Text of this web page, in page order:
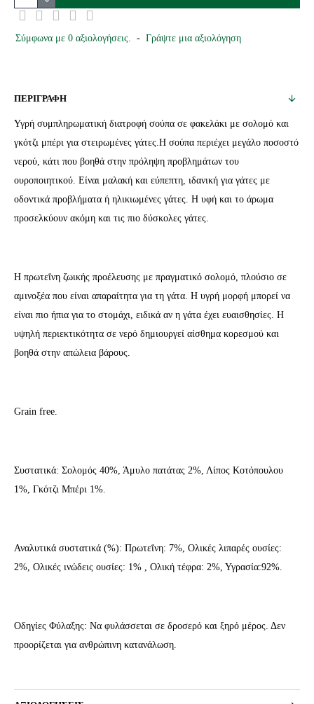
Σύμφωνα με 0 αξιολογήσεις. - Γράψτε μια αξιολόγηση
ΜΑΣ
ΜΕΤΑΦΟΡΙΚΑ
ΠΕΡΙΓΡΑΦΗ
Υγρή συμπληρωματική διατροφή σούπα σε φακελάκι με σολομό και
γκότζι μπέρι για στειρωμένες γάτες.Η σούπα περιέχει μεγάλο ποσοστό
νερού, κάτι που βοηθά στην πρόληψη προβλημάτων του
ουροποιητικού. Είναι μαλακή και εύπεπτη, ιδανική για γάτες με
οδοντικά προβλήματα ή ηλικιωμένες γάτες. Η υφή και το άρωμα
προσελκύουν ακόμη και τις πιο δύσκολες γάτες.
Η πρωτεΐνη ζωικής προέλευσης με πραγματικό σολομό, πλούσιο σε
αμινοξέα που είναι απαραίτητα για τη γάτα. Η υγρή μορφή μπορεί να
είναι πιο ήπια για το στομάχι, ειδικά αν η γάτα έχει ευαισθησίες. Η
υψηλή περιεκτικότητα σε νερό δημιουργεί αίσθημα κορεσμού και
βοηθά στην απώλεια βάρους.
Grain free.
Συστατικά: Σολομός 40%, Άμυλο πατάτας 2%, Λίπος Κοτόπουλου
1%, Γκότζι Μπέρι 1%.
Αναλυτικά συστατικά (%): Πρωτεΐνη: 7%, Ολικές λιπαρές ουσίες:
2%, Ολικές ινώδεις ουσίες: 1% , Ολική τέφρα: 2%, Υγρασία:92%.
Οδηγίες Φύλαξης: Να φυλάσσεται σε δροσερό και ξηρό μέρος. Δεν
προορίζεται για ανθρώπινη κατανάλωση.